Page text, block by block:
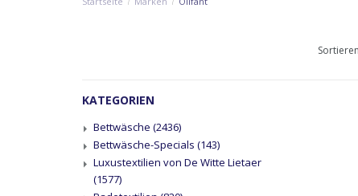
KATEGORIEN
Bettwäsche (2436)
Bettwäsche-Specials (143)
Luxustextilien von De Witte Lietaer
(1577)